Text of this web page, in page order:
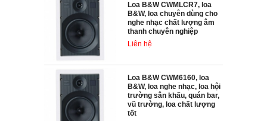
Loa B&W CWMLCR7, loa
B&W, loa chuyên dùng cho
nghe nhạc chất lượng âm
thanh chuyên nghiệp
Liên hệ
Loa B&W CWM6160, loa
B&W, loa nghe nhạc, loa hội
trường sân khấu, quán bar,
vũ trường, loa chất lượng
tốt